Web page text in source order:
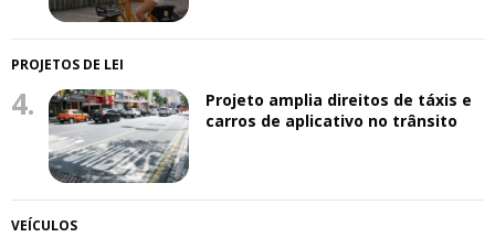
PROJETOS DE LEI
4.
Projeto amplia direitos de táxis e
carros de aplicativo no trânsito
VEÍCULOS